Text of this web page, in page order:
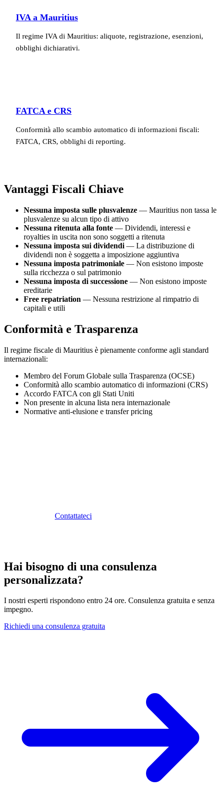
IVA a Mauritius
Il regime IVA di Mauritius: aliquote, registrazione, esenzioni,
obblighi dichiarativi.
FATCA e CRS
Conformità allo scambio automatico di informazioni fiscali:
FATCA, CRS, obblighi di reporting.
Vantaggi Fiscali Chiave
Nessuna imposta sulle plusvalenze — Mauritius non tassa le
plusvalenze su alcun tipo di attivo
Nessuna ritenuta alla fonte — Dividendi, interessi e
royalties in uscita non sono soggetti a ritenuta
Nessuna imposta sui dividendi — La distribuzione di
dividendi non è soggetta a imposizione aggiuntiva
Nessuna imposta patrimoniale — Non esistono imposte
sulla ricchezza o sul patrimonio
Nessuna imposta di successione — Non esistono imposte
ereditarie
Free repatriation — Nessuna restrizione al rimpatrio di
capitali e utili
Conformità e Trasparenza
Il regime fiscale di Mauritius è pienamente conforme agli standard
internazionali:
Membro del Forum Globale sulla Trasparenza (OCSE)
Conformità allo scambio automatico di informazioni (CRS)
Accordo FATCA con gli Stati Uniti
Non presente in alcuna lista nera internazionale
Normative anti-elusione e transfer pricing
Contattateci
Hai bisogno di una consulenza
personalizzata?
I nostri esperti rispondono entro 24 ore. Consulenza gratuita e senza
impegno.
Richiedi una consulenza gratuita